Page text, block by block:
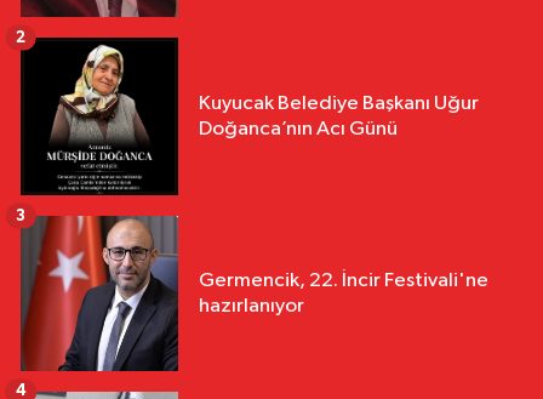
Kuyucak Belediye Başkanı Uğur
Doğanca’nın Acı Günü
2
Germencik, 22. İncir Festivali'ne
hazırlanıyor
3
4